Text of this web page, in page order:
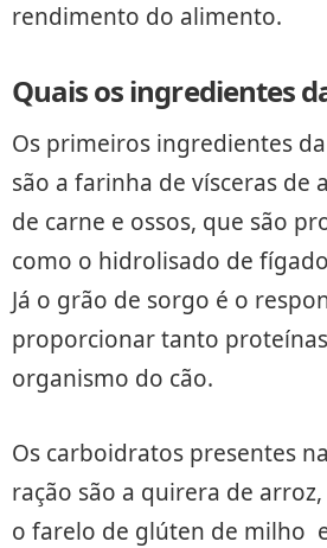
rendimento do alimento.
Quais os ingredientes
Os primeiros ingredientes
são a farinha de vísceras de
de carne e ossos, que são
como o hidrolisado de
Já o grão de sorgo é o
proporcionar tanto
organismo do cão.
Os carboidratos presentes
ração são a quirera de
o farelo de glúten de milho